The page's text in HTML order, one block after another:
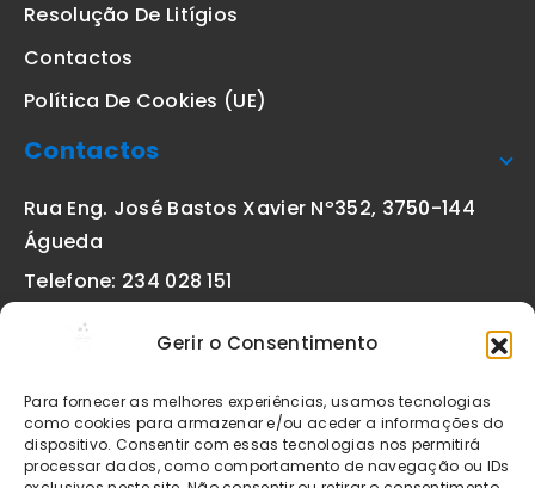
Gerir o Consentimento
Para fornecer as melhores experiências, usamos tecnologias
como cookies para armazenar e/ou aceder a informações do
dispositivo. Consentir com essas tecnologias nos permitirá
processar dados, como comportamento de navegação ou IDs
Resolução De Litígios
Contactos
Política De Cookies (UE)
Contactos
Rua Eng. José Bastos Xavier Nº352, 3750-144
Águeda
Telefone: 234 028 151
geral@etiquetas-online.pt
Os preços indicados incluem IVA à taxa legal em vigor. Todos